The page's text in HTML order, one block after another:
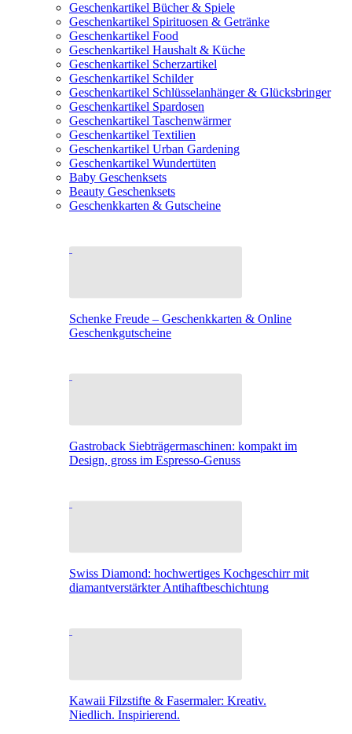
Geschenkartikel Bücher & Spiele
Geschenkartikel Spirituosen & Getränke
Geschenkartikel Food
Geschenkartikel Haushalt & Küche
Geschenkartikel Scherzartikel
Geschenkartikel Schilder
Geschenkartikel Schlüsselanhänger & Glücksbringer
Geschenkartikel Spardosen
Geschenkartikel Taschenwärmer
Geschenkartikel Textilien
Geschenkartikel Urban Gardening
Geschenkartikel Wundertüten
Baby Geschenksets
Beauty Geschenksets
Geschenkkarten & Gutscheine
Schenke Freude – Geschenkkarten & Online
Geschenkgutscheine
Gastroback Siebträgermaschinen: kompakt im
Design, gross im Espresso-Genuss
Swiss Diamond: hochwertiges Kochgeschirr mit
diamantverstärkter Antihaftbeschichtung
Kawaii Filzstifte & Fasermaler: Kreativ.
Niedlich. Inspirierend.